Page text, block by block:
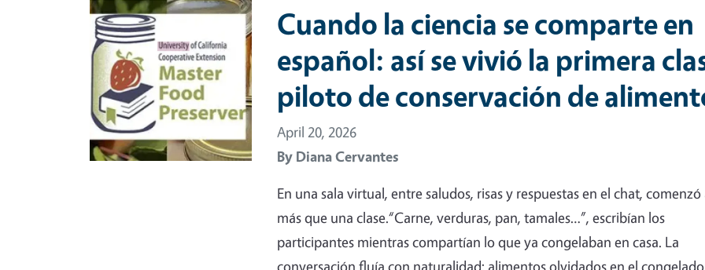
Primary Image
Cuando la ciencia se comparte en
español: así se vivió la primera
piloto de conservación de
April 20, 2026
By Diana Cervantes
En una sala virtual, entre saludos, risas y respuestas en el chat,
más que una clase.“Carne, verduras, pan, tamales…”, escribían los
participantes mientras compartían lo que ya congelaban en casa. La
conversación fluía con naturalidad: alimentos olvidados en el